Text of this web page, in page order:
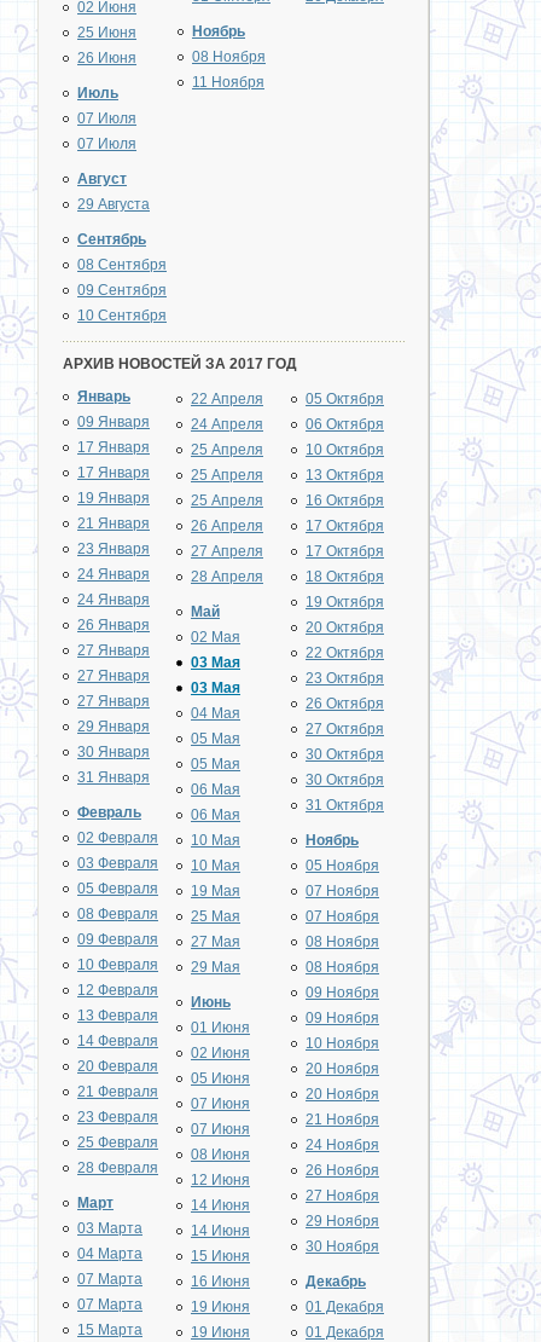
02 Июня
25 Июня
26 Июня
Июль
07 Июля
07 Июля
Август
29 Августа
Сентябрь
08 Сентября
09 Сентября
10 Сентября
Ноябрь
08 Ноября
11 Ноября
АРХИВ НОВОСТЕЙ ЗА 2017 ГОД
Январь
09 Января
17 Января
17 Января
19 Января
21 Января
23 Января
24 Января
24 Января
26 Января
27 Января
27 Января
27 Января
29 Января
30 Января
31 Января
Февраль
02 Февраля
03 Февраля
05 Февраля
08 Февраля
09 Февраля
10 Февраля
12 Февраля
13 Февраля
14 Февраля
20 Февраля
21 Февраля
23 Февраля
25 Февраля
28 Февраля
Март
03 Марта
04 Марта
07 Марта
07 Марта
15 Марта
22 Апреля
24 Апреля
25 Апреля
25 Апреля
25 Апреля
26 Апреля
27 Апреля
28 Апреля
Май
02 Мая
03 Мая
03 Мая
04 Мая
05 Мая
05 Мая
06 Мая
06 Мая
10 Мая
10 Мая
19 Мая
25 Мая
27 Мая
29 Мая
Июнь
01 Июня
02 Июня
05 Июня
07 Июня
07 Июня
08 Июня
12 Июня
14 Июня
14 Июня
15 Июня
16 Июня
19 Июня
19 Июня
05 Октября
06 Октября
10 Октября
13 Октября
16 Октября
17 Октября
17 Октября
18 Октября
19 Октября
20 Октября
22 Октября
23 Октября
26 Октября
27 Октября
30 Октября
30 Октября
31 Октября
Ноябрь
05 Ноября
07 Ноября
07 Ноября
08 Ноября
08 Ноября
09 Ноября
09 Ноября
10 Ноября
20 Ноября
20 Ноября
21 Ноября
24 Ноября
26 Ноября
27 Ноября
29 Ноября
30 Ноября
Декабрь
01 Декабря
01 Декабря